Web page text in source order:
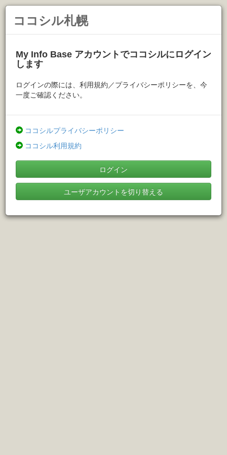
ココシル札幌
My Info Base アカウントでココシルにログイン
します
ログインの際には、利用規約／プライバシーポリシーを、今
一度ご確認ください。
ココシルプライバシーポリシー
ココシル利用規約
ログイン
ユーザアカウントを切り替える